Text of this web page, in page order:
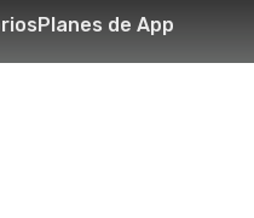
Planes de App